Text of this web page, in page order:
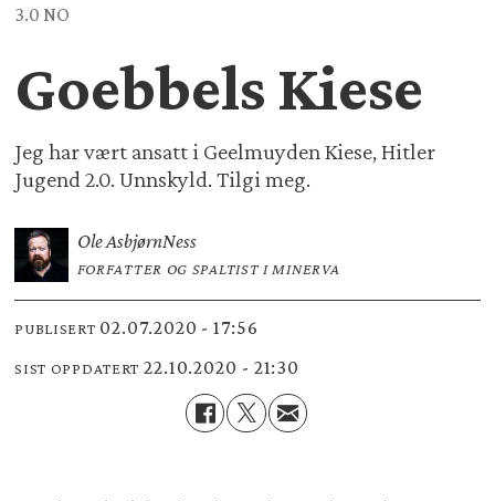
3.0 NO
Goebbels Kiese
Jeg har vært ansatt i Geelmuyden Kiese, Hitler
Jugend 2.0. Unnskyld. Tilgi meg.
Ole AsbjørnNess
FORFATTER OG SPALTIST I MINERVA
PUBLISERT 02.07.2020 - 17:56
SIST OPPDATERT 22.10.2020 - 21:30